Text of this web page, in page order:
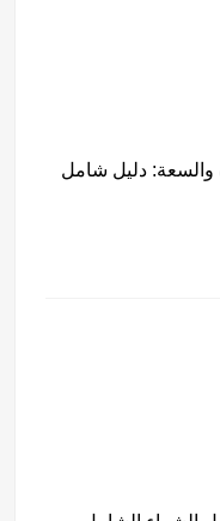
والسعة: دليل شامل